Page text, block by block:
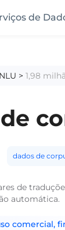
de
> 1,98
dados de
de
automática.
comercial,